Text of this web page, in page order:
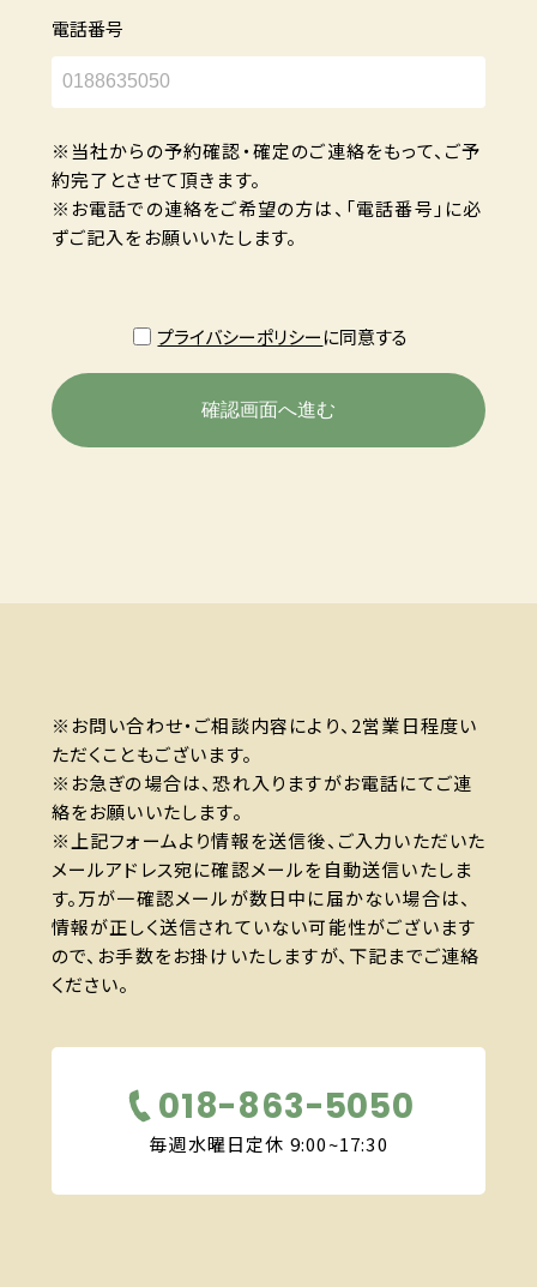
電話番号
※当社からの予約確認・確定のご連絡をもって、ご予
約完了とさせて頂きます。
※お電話での連絡をご希望の方は、「電話番号」に必
ずご記入をお願いいたします。
プライバシーポリシーに同意する
※お問い合わせ・ご相談内容により、2営業日程度い
ただくこともございます。
※お急ぎの場合は、恐れ入りますがお電話にてご連
絡をお願いいたします。
※上記フォームより情報を送信後、ご入力いただいた
メールアドレス宛に確認メールを自動送信いたしま
す。万が一確認メールが数日中に届かない場合は、
情報が正しく送信されていない可能性がございます
ので、お手数をお掛けいたしますが、下記までご連絡
ください。
018-863-5050
毎週水曜日定休 9:00~17:30